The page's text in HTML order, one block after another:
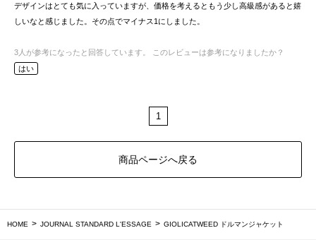
デザインはとても気に入っていますが、価格を考えるともう少し高級感があると嬉
しいなと感じました。その点でマイナス1にしました。
3 人が参考になったと回答しています。
このレビューは参考になりましたか？
はい
1
商品ページへ戻る
HOME JOURNAL STANDARD L'ESSAGE GIOLICATWEED ドルマンジャケット